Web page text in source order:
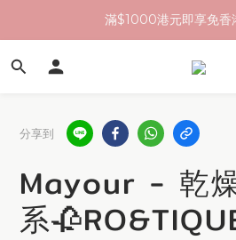
滿$1000港元即享免香
分享到
Mayour - 乾
系